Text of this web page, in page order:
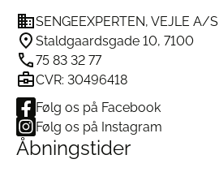
SENGEEXPERTEN, VEJLE A/S
Staldgaardsgade 10, 7100
75 83 32 77
CVR: 30496418
Følg os på Facebook
Følg os på Instagram
Åbningstider